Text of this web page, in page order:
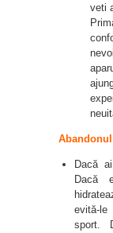
veti
Dacă
Dacă
evită-le
sport.